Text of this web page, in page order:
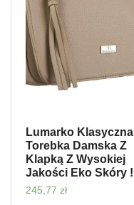
Lumarko Klasyczna
Torebka Damska Z
Klapką Z Wysokiej
Jakości Eko Skóry !
245,77 zł